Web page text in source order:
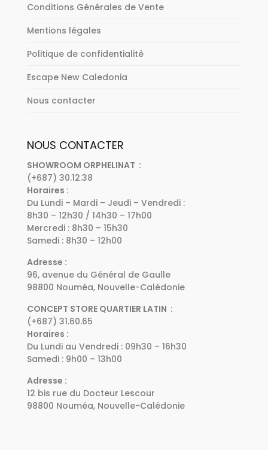
Conditions Générales de Vente
Mentions légales
Politique de confidentialité
Escape New Caledonia
Nous contacter
NOUS CONTACTER
SHOWROOM ORPHELINAT :
(+687) 30.12.38
Horaires :
Du Lundi – Mardi – Jeudi – Vendredi :
8h30 – 12h30 / 14h30 – 17h00
Mercredi : 8h30 – 15h30
Samedi : 8h30 – 12h00
Adresse :
96, avenue du Général de Gaulle
98800 Nouméa, Nouvelle-Calédonie
CONCEPT STORE QUARTIER LATIN :
(+687) 31.60.65
Horaires :
Du Lundi au Vendredi : 09h30 – 16h30
Samedi : 9h00 – 13h00
Adresse :
12 bis rue du Docteur Lescour
98800 Nouméa, Nouvelle-Calédonie